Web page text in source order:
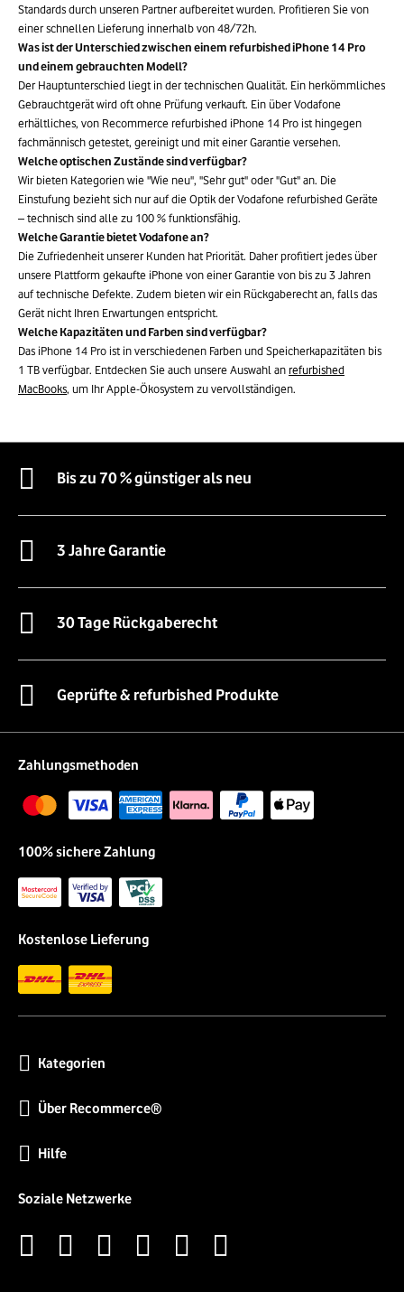
Standards durch unseren Partner aufbereitet wurden. Profitieren Sie von
einer schnellen Lieferung innerhalb von 48/72h.
Was ist der Unterschied zwischen einem refurbished iPhone 14 Pro
und einem gebrauchten Modell?
Der Hauptunterschied liegt in der technischen Qualität. Ein herkömmliches
Gebrauchtgerät wird oft ohne Prüfung verkauft. Ein über Vodafone
erhältliches, von Recommerce refurbished iPhone 14 Pro ist hingegen
fachmännisch getestet, gereinigt und mit einer Garantie versehen.
Welche optischen Zustände sind verfügbar?
Wir bieten Kategorien wie "Wie neu", "Sehr gut" oder "Gut" an. Die
Einstufung bezieht sich nur auf die Optik der Vodafone refurbished Geräte
– technisch sind alle zu 100 % funktionsfähig.
Welche Garantie bietet Vodafone an?
Die Zufriedenheit unserer Kunden hat Priorität. Daher profitiert jedes über
unsere Plattform gekaufte iPhone von einer Garantie von bis zu 3 Jahren
auf technische Defekte. Zudem bieten wir ein Rückgaberecht an, falls das
Gerät nicht Ihren Erwartungen entspricht.
Welche Kapazitäten und Farben sind verfügbar?
Das iPhone 14 Pro ist in verschiedenen Farben und Speicherkapazitäten bis
1 TB verfügbar. Entdecken Sie auch unsere Auswahl an refurbished
MacBooks, um Ihr Apple-Ökosystem zu vervollständigen.
Bis zu 70 % günstiger als neu
3 Jahre Garantie
30 Tage Rückgaberecht
Geprüfte & refurbished Produkte
Zahlungsmethoden
100% sichere Zahlung
Kostenlose Lieferung
Kategorien
Über Recommerce®
Hilfe
Soziale Netzwerke